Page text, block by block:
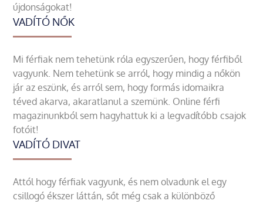
újdonságokat!
VADÍTÓ NŐK
Mi férfiak nem tehetünk róla egyszerűen, hogy férfiből
vagyunk. Nem tehetünk se arról, hogy mindig a nőkön
jár az eszünk, és arról sem, hogy formás idomaikra
téved akarva, akaratlanul a szemünk. Online férfi
magazinunkból sem hagyhattuk ki a legvadítóbb csajok
fotóit!
VADÍTÓ DIVAT
Attól hogy férfiak vagyunk, és nem olvadunk el egy
csillogó ékszer láttán, sőt még csak a különböző